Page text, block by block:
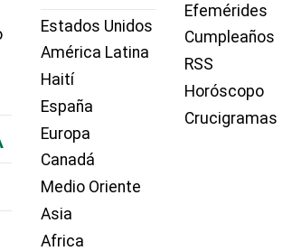
Estados Unidos
América Latina
Haití
España
Europa
Canadá
Medio Oriente
Asia
Africa
Efemérides
Cumpleaños
RSS
Horóscopo
Crucigramas